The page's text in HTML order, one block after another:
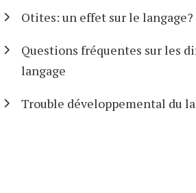
Otites: un effet sur le langage?
Questions fréquentes sur les
langage
Trouble développemental du